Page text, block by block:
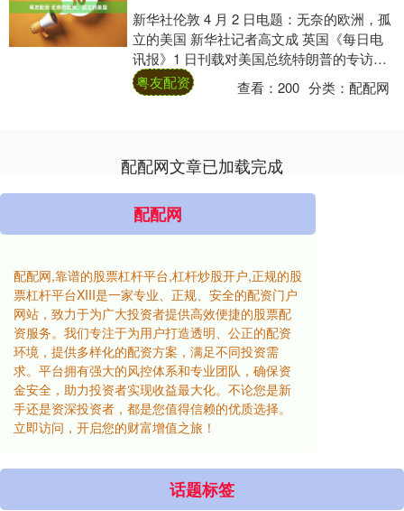
新华社伦敦 4 月 2 日电题：无奈的欧洲，孤
立的美国 新华社记者高文成 英国《每日电
讯报》1 日刊载对美国总统特朗普的专访文
章说，在北约盟友拒绝帮助打击伊朗后....
粤友配资 查看：200 分类：配配网
配配网文章已加载完成
配配网
配配网,靠谱的股票杠杆平台,杠杆炒股开户,正规的股
票杠杆平台XIII‌是一家专业、正规、安全的配资门户
网站，致力于为广大投资者提供高效便捷的股票配
资服务。我们专注于为用户打造透明、公正的配资
环境，提供多样化的配资方案，满足不同投资需
求。平台拥有强大的风控体系和专业团队，确保资
金安全，助力投资者实现收益最大化。不论您是新
手还是资深投资者，都是您值得信赖的优质选择。
立即访问，开启您的财富增值之旅！
话题标签